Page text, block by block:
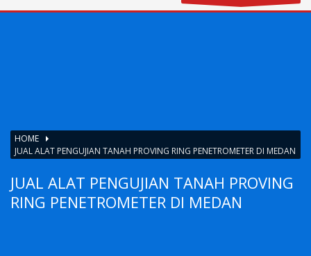
HOME
JUAL ALAT PENGUJIAN TANAH PROVING RING PENETROMETER DI MEDAN
JUAL ALAT PENGUJIAN TANAH PROVING
RING PENETROMETER DI MEDAN